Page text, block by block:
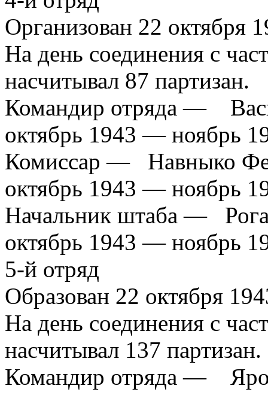
Организован 22 октября
На день соединения с
насчитывал 87 партизан.
Командир отряда —
октябрь 1943 — ноябрь
Комиссар — Навныко
октябрь 1943 — ноябрь
Начальник штаба —
октябрь 1943 — ноябрь
5-й отряд
Образован 22 октября
На день соединения с
насчитывал 137 партизан.
Командир отряда —